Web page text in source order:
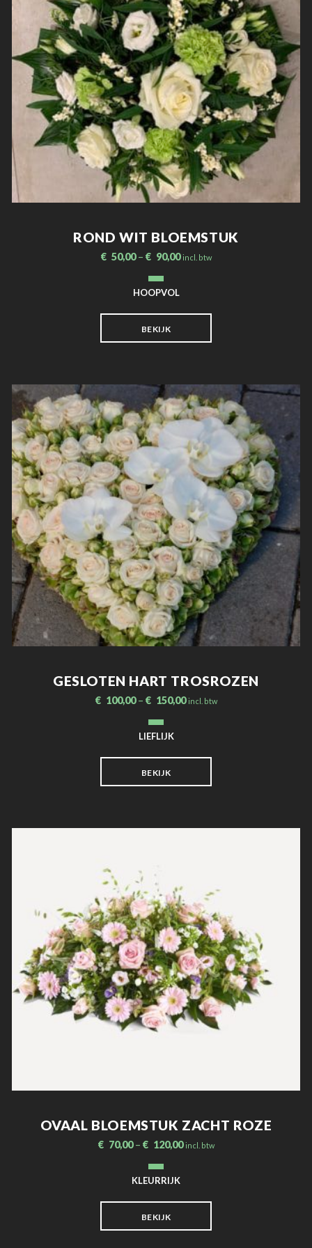
ROND WIT BLOEMSTUK
€ 50,00– € 90,00 incl. btw
HOOPVOL
BEKIJK
GESLOTEN HART TROSROZEN
€ 100,00– € 150,00 incl. btw
LIEFLIJK
BEKIJK
OVAAL BLOEMSTUK ZACHT ROZE
€ 70,00– € 120,00 incl. btw
KLEURRIJK
BEKIJK